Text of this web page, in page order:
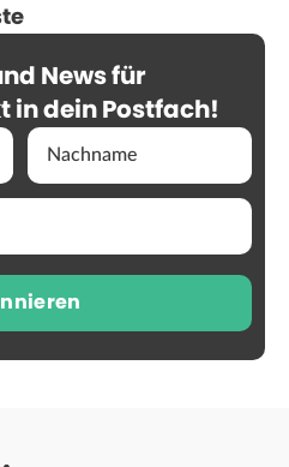
News für
in dein Postfach!